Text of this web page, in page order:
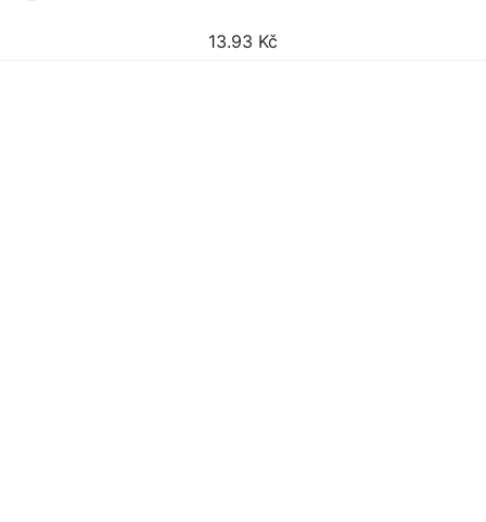
13.93 Kč